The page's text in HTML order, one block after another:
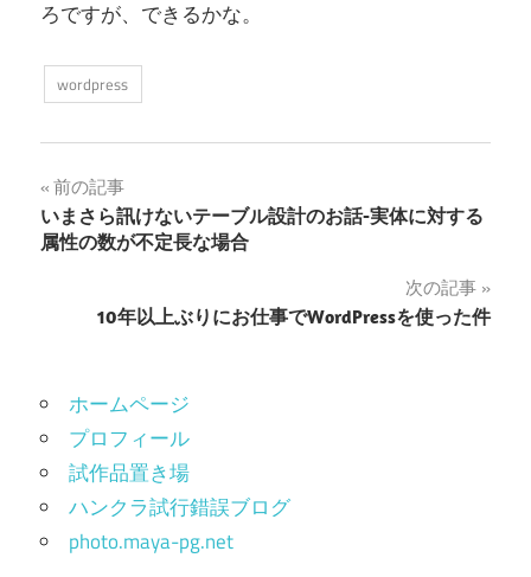
ろですが、できるかな。
wordpress
投
稿
ー
シ
ョ
ン
前の記事
いまさら訊けないテーブル設計のお話-実体に対する
属性の数が不定長な場合
次の記事
10年以上ぶりにお仕事でWordPressを使った件
ホームページ
プロフィール
試作品置き場
ハンクラ試行錯誤ブログ
photo.maya-pg.net